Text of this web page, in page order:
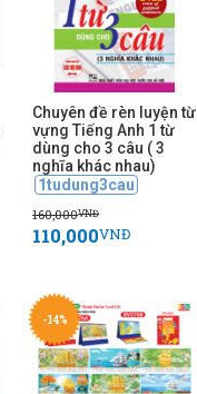
Chuyên đề rèn luyện từ
vựng Tiếng Anh 1 từ
dùng cho 3 câu ( 3
nghĩa khác nhau)
1tudung3cau
160,000VNĐ
110,000VNĐ
-14%